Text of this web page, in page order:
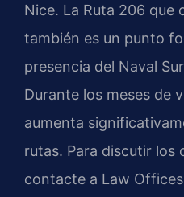
Nice. La Ruta 206 que
también es un punto
presencia del Naval
Durante los meses de
aumenta
rutas. Para discutir los
contacte a Law Offices